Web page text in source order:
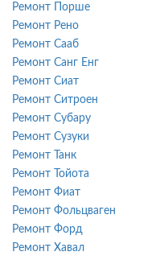
Ремонт Порше
Ремонт Рено
Ремонт Сааб
Ремонт Санг Енг
Ремонт Сиат
Ремонт Ситроен
Ремонт Субару
Ремонт Сузуки
Ремонт Танк
Ремонт Тойота
Ремонт Фиат
Ремонт Фольцваген
Ремонт Форд
Ремонт Хавал